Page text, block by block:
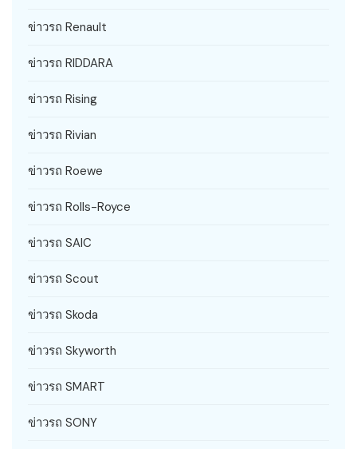
ข่าวรถ Renault
ข่าวรถ RIDDARA
ข่าวรถ Rising
ข่าวรถ Rivian
ข่าวรถ Roewe
ข่าวรถ Rolls-Royce
ข่าวรถ SAIC
ข่าวรถ Scout
ข่าวรถ Skoda
ข่าวรถ Skyworth
ข่าวรถ SMART
ข่าวรถ SONY